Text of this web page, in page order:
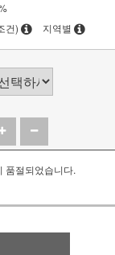
건) 지역별
품절되었습니다.